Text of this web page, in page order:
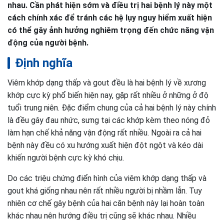
nhau. Cần phát hiện sớm và điều trị hai bệnh lý này một
cách chính xác để tránh các hệ lụy nguy hiểm xuất hiện
có thể gây ảnh hưởng nghiêm trọng đến chức năng vận
động của người bệnh.
Định nghĩa
Viêm khớp dạng thấp và gout đều là hai bệnh lý về xương
khớp cực kỳ phổ biến hiện nay, gặp rất nhiều ở những ở độ
tuổi trung niên. Đặc điểm chung của cả hai bệnh lý này chính
là đều gây đau nhức, sưng tại các khớp kèm theo nóng đỏ
làm hạn chế khả năng vận động rất nhiều. Ngoài ra cả hai
bệnh này đều có xu hướng xuất hiện đột ngột và kéo dài
khiến người bệnh cực kỳ khó chịu.
Do các triệu chứng điển hình của viêm khớp dạng thấp và
gout khá giống nhau nên rất nhiều người bị nhầm lẫn. Tuy
nhiên cơ chế gây bệnh của hai căn bệnh này lại hoàn toàn
khác nhau nên hướng điều trị cũng sẽ khác nhau. Nhiều